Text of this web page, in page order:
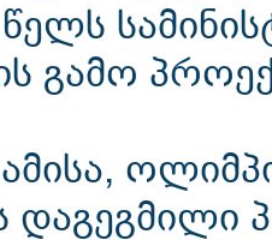
წელს
გამო
დაგეგმილი